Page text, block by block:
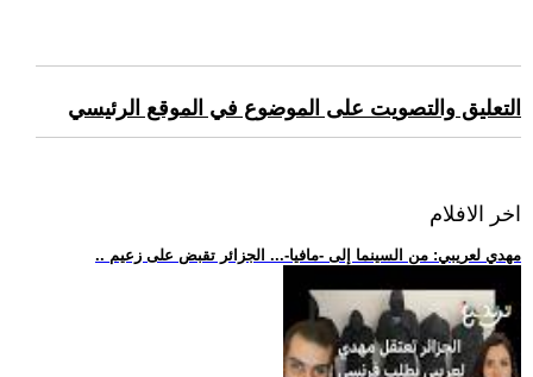
التعليق والتصويت على الموضوع في الموقع الرئيسي
اخر الافلام
.. مهدي لعريبي: من السينما إلى -مافيا-... الجزائر تقبض على زعيم